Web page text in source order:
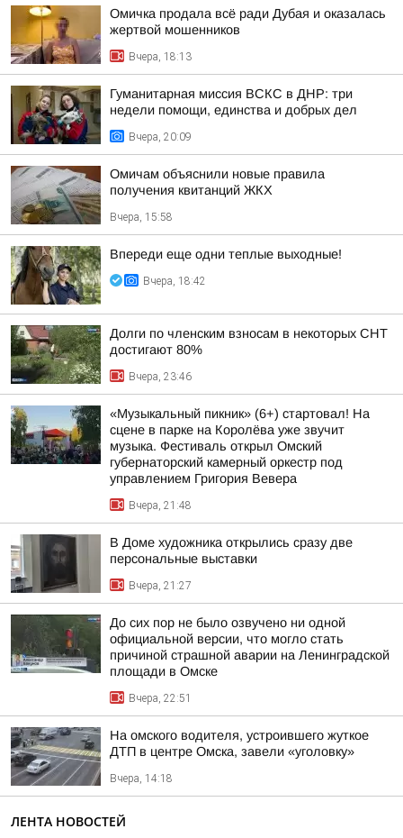
Омичка продала всё ради Дубая и оказалась
жертвой мошенников
Вчера, 18:13
Гуманитарная миссия ВСКС в ДНР: три
недели помощи, единства и добрых дел
Вчера, 20:09
Омичам объяснили новые правила
получения квитанций ЖКХ
Вчера, 15:58
Впереди еще одни теплые выходные!
Вчера, 18:42
Долги по членским взносам в некоторых СНТ
достигают 80%
Вчера, 23:46
«Музыкальный пикник» (6+) стартовал! На
сцене в парке на Королёва уже звучит
музыка. Фестиваль открыл Омский
губернаторский камерный оркестр под
управлением Григория Вевера
Вчера, 21:48
В Доме художника открылись сразу две
персональные выставки
Вчера, 21:27
До сих пор не было озвучено ни одной
официальной версии, что могло стать
причиной страшной аварии на Ленинградской
площади в Омске
Вчера, 22:51
На омского водителя, устроившего жуткое
ДТП в центре Омска, завели «уголовку»
Вчера, 14:18
ЛЕНТА НОВОСТЕЙ